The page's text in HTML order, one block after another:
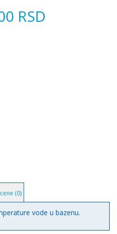
RSD
(0)
vode u bazenu.